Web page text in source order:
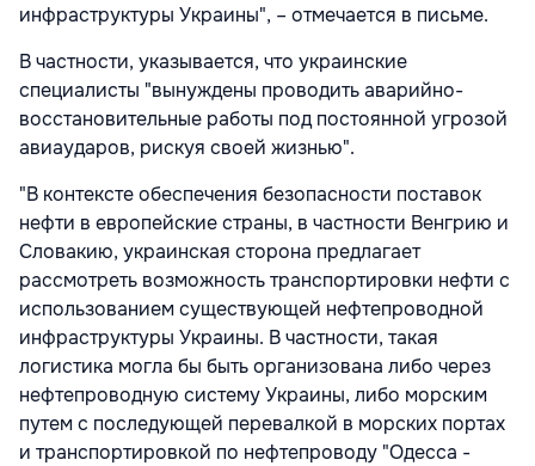
инфраструктуры Украины", – отмечается в письме.
В частности, указывается, что украинские
специалисты "вынуждены проводить аварийно-
восстановительные работы под постоянной угрозой
авиаударов, рискуя своей жизнью".
"В контексте обеспечения безопасности поставок
нефти в европейские страны, в частности Венгрию и
Словакию, украинская сторона предлагает
рассмотреть возможность транспортировки нефти с
использованием существующей нефтепроводной
инфраструктуры Украины. В частности, такая
логистика могла бы быть организована либо через
нефтепроводную систему Украины, либо морским
путем с последующей перевалкой в морских портах
и транспортировкой по нефтепроводу "Одесса -